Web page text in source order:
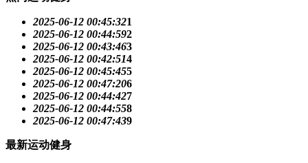
2025-06-12 00:45:321
2025-06-12 00:44:592
2025-06-12 00:43:463
2025-06-12 00:42:514
2025-06-12 00:45:455
2025-06-12 00:47:206
2025-06-12 00:44:427
2025-06-12 00:44:558
2025-06-12 00:47:439
最新运动健身